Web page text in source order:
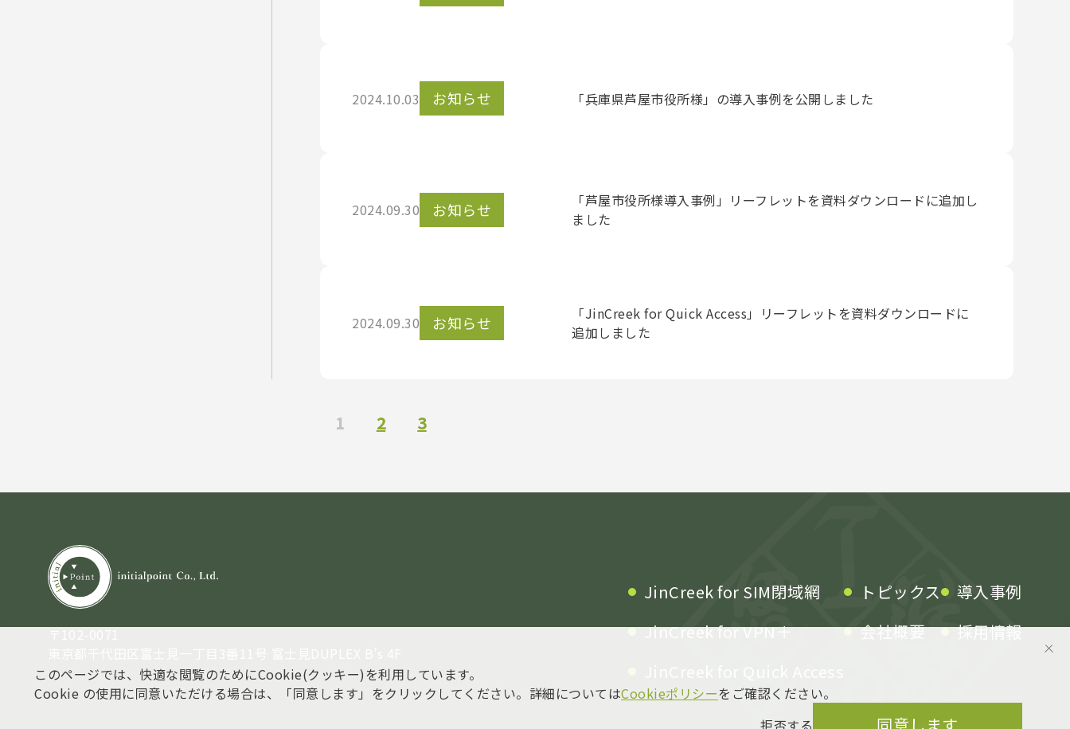
2024.10.03 お知らせ 「兵庫県芦屋市役所様」の導入事例を公開しました
2024.09.30 お知らせ
「芦屋市役所様導入事例」リーフレットを資料ダウンロードに追加し
ました
2024.09.30 お知らせ
「JinCreek for Quick Access」リーフレットを資料ダウンロードに
追加しました
1 2 3
JinCreek for SIM閉域網
JinCreek for VPN＋
トピックス
会社概要
導入事例
採用情報
このページでは、快適な閲覧のためにCookie(クッキー)を利用しています。
Cookie の使用に同意いただける場合は、「同意します」をクリックしてください。詳細についてはCookieポリシーをご確認ください。
拒否する